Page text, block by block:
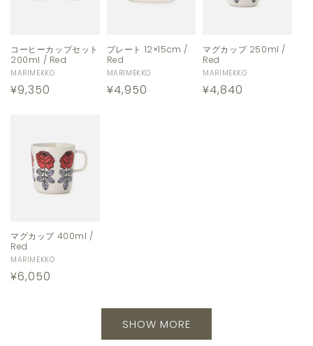
コーヒーカップセット
200ml / Red
販
売
MARIMEKKO
通
¥9,350
プレート 12×15cm /
Red
販
売
MARIMEKKO
通
¥4,950
マグカップ 250ml /
Red
販
売
MARIMEKKO
通
¥4,840
マグカップ 400ml /
Red
販
売
MARIMEKKO
通
¥6,050
SHOW MORE